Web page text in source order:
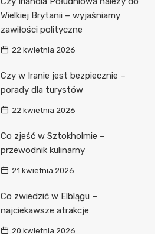
Wielkiej Brytanii – wyjaśniamy
zawiłości polityczne
22 kwietnia 2026
Czy w Iranie jest bezpiecznie –
porady dla turystów
22 kwietnia 2026
Co zjeść w Sztokholmie –
przewodnik kulinarny
21 kwietnia 2026
Co zwiedzić w Elblągu –
najciekawsze atrakcje
20 kwietnia 2026